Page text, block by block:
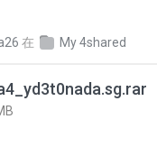
在 My 4shared